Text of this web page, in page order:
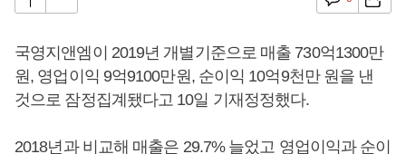
국영지앤엠이 2019년 개별기준으로 매출 730억1300만
원, 영업이익 9억9100만원, 순이익 10억9천만 원을 낸
것으로 잠정집계됐다고 10일 기재정정했다.
2018년과 비교해 매출은 29.7% 늘었고 영업이익과 순이